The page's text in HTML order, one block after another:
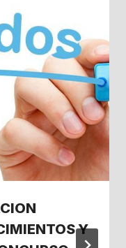
Y